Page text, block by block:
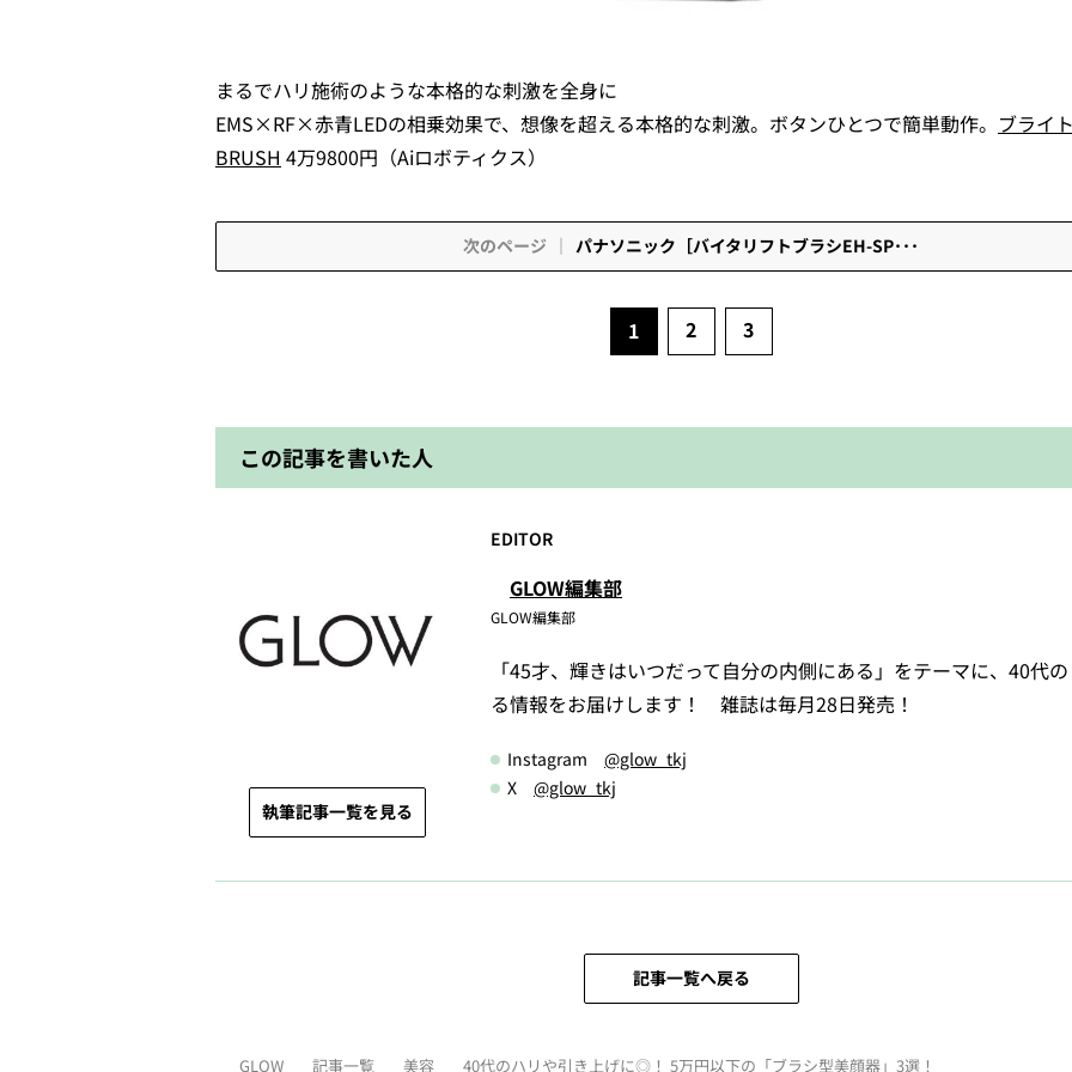
まるでハリ施術のような本格的な刺激を全身に
EMS×RF×赤青LEDの相乗効果で、想像を超える本格的な刺激。ボタンひとつで簡単動作。 ブライ
BRUSH 4万9800円（Aiロボティクス）
次のページ パナソニック［バイタリフトブラシEH-SP･･･
1 2 3
この記事を書いた人
EDITOR
GLOW編集部
GLOW編集部
執筆記事一覧を見る
「45才、輝きはいつだって自分の内側にある」をテーマに、40代
る情報をお届けします！ 雑誌は毎月28日発売！
Instagram @glow_tkj
X @glow_tkj
記事一覧へ戻る
GLOW 記事一覧 美容 40代のハリや引き上げに◎！ 5万円以下の「ブラシ型美顔器」3選！